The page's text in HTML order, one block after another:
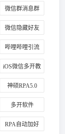
修改
微信群消息群
发教程
微信隐藏好友
教程
哔哩哔哩引流
技巧
iOS微信多开教
神硕RPA5.0
多开软件
RPA自动加好